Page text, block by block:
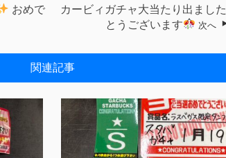
おめで カービィガチャ大当たり出ました
とうございます
次へ
関連記事